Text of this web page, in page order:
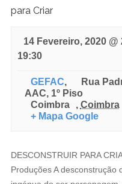
para Criar
14 Fevereiro, 2020 @
19:30
GEFAC,
Rua
AAC, 1º Piso
Coimbra
, Coimbra
+ Mapa Google
DESCONSTRUIR PARA
Produções A desconstrução